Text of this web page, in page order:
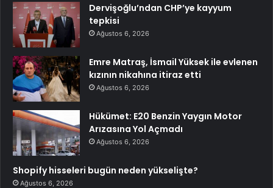
Dervişoğlu’ndan CHP’ye kayyum
tepkisi
Ağustos 6, 2026
Emre Matraş, İsmail Yüksek ile evlenen
kızının nikahına itiraz etti
Ağustos 6, 2026
Hükümet: E20 Benzin Yaygın Motor
Arızasına Yol Açmadı
Ağustos 6, 2026
Shopify hisseleri bugün neden yükselişte?
Ağustos 6, 2026